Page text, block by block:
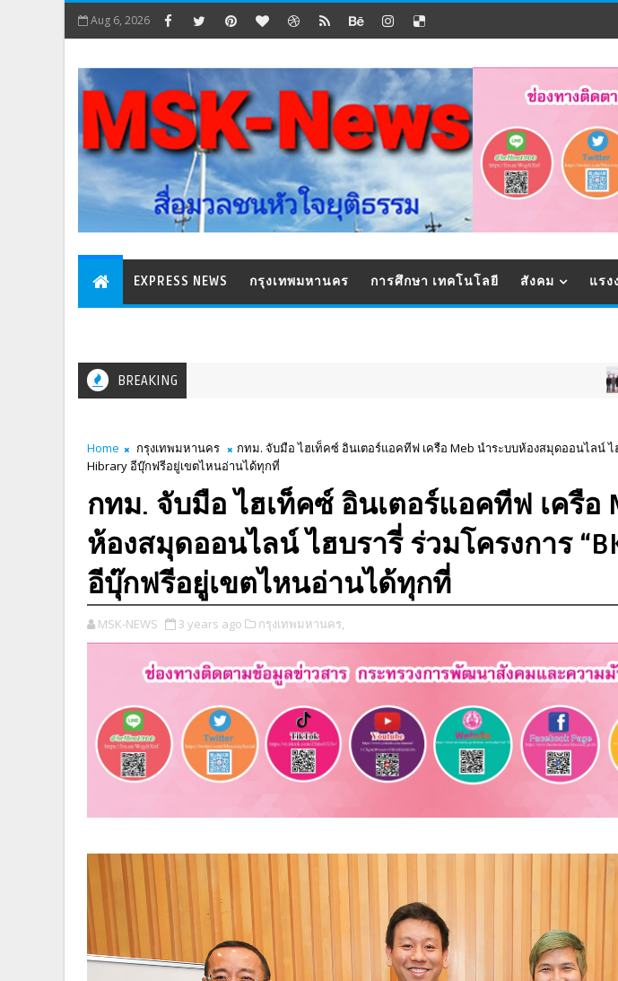
Aug 6, 2026
EXPRESS NEWS กรุงเทพมหานคร การศึกษา เทคโนโลยี สังคม แรง
BREAKING
Home กรุงเทพมหานคร
กทม. จับมือ ไฮเท็คซ์ อินเตอร์แอคทีฟ เครือ Meb นำระบบห้องสมุดออนไลน์ ไฮ
Hibrary อีบุ๊กฟรีอยู่เขตไหนอ่านได้ทุกที่
กทม. จับมือ ไฮเท็คซ์ อินเตอร์แอคทีฟ เครือ
ห้องสมุดออนไลน์ ไฮบรารี่ ร่วมโครงการ
อีบุ๊กฟรีอยู่เขตไหนอ่านได้ทุกที่
MSK-NEWS 3 years ago กรุงเทพมหานคร,